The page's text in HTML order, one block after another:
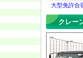
大型免許合
クレー